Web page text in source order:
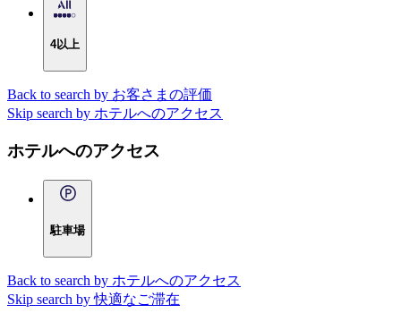
4以上
Back to search by お客さまの評価
Skip search by ホテルへのアクセス
ホテルへのアクセス
駐車場
Back to search by ホテルへのアクセス
Skip search by 快適なご滞在